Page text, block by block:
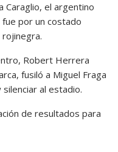
Caraglio, el argentino
por un costado
Robert Herrera
fusiló a Miguel Fraga
al estadio.
de resultados para